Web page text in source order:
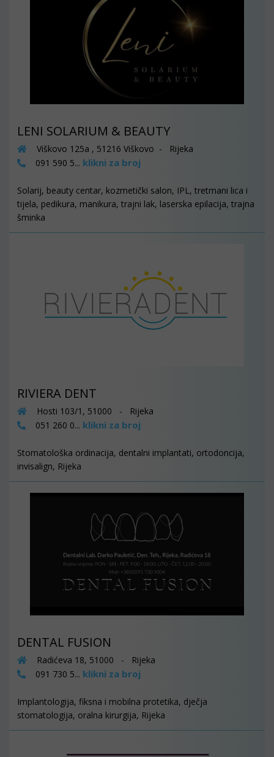
LENI SOLARIUM & BEAUTY
Viškovo 125a , 51216 Viškovo - Rijeka
091 590 5... klikni za broj
Solarij, beauty centar, kozmetički salon, IPL, tretmani lica i
tijela, pedikura, manikura, trajni lak, laserska epilacija, trajna
šminka
RIVIERA DENT
Hosti 103/1, 51000 - Rijeka
051 260 0... klikni za broj
Stomatološka ordinacija, dentalni implantati, ortodoncija,
invisalign, Rijeka
DENTAL FUSION
Radićeva 18, 51000 - Rijeka
091 730 5... klikni za broj
Implantologija, fiksna i mobilna protetika, dječja
stomatologija, oralna kirurgija, Rijeka